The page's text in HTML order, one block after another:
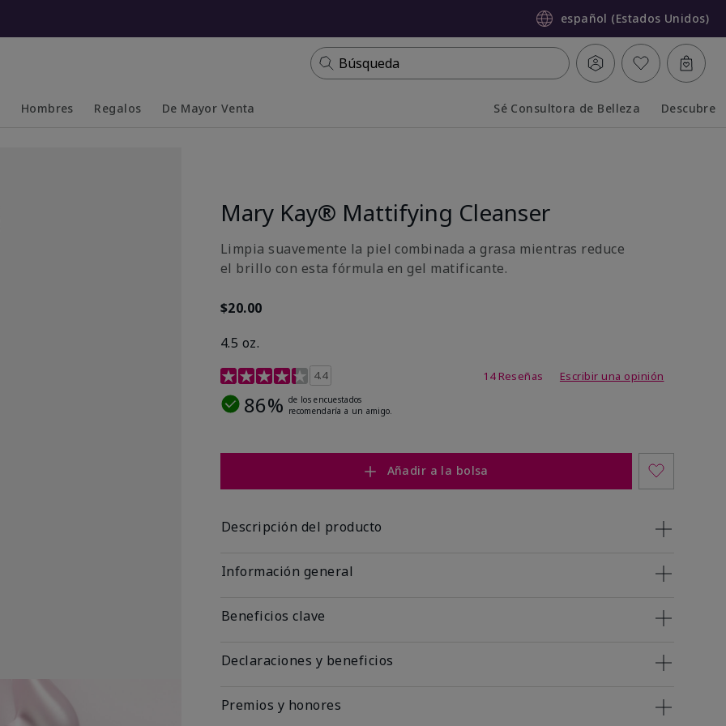
español (Estados Unidos)
Búsqueda
Hombres Regalos De Mayor Venta Sé Consultora de Belleza Descubre
Mary Kay® Mattifying Cleanser
Limpia suavemente la piel combinada a grasa mientras reduce
el brillo con esta fórmula en gel matificante.
$20.00
4.5 oz.
Calificación de clientes de 5 de 5
4.4 14 Reseñas Escribir una opinión
86% de los encuestados
recomendaría a un amigo.
Añadir a la bolsa
Descripción del producto
Información general
Beneficios clave
Declaraciones y beneficios
Premios y honores